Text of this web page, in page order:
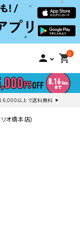
person 0
shopping_cart
以上で送料無料
オ橋本店)